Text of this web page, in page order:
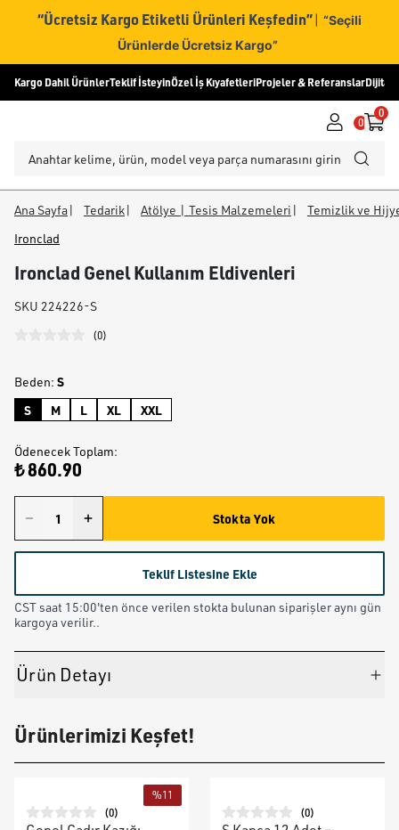
“Ücretsiz Kargo Etiketli Ürünleri Keşfedin” | “Seçili
Ürünlerde Ücretsiz Kargo”
Kargo Dahil ÜrünlerTeklif İsteyinÖzel İş KıyafetleriProjeler & ReferanslarDijital
0
0
Ana Sayfa| Tedarik| Atölye | Tesis Malzemeleri |
Temizlik ve
Ironclad
Ironclad Genel Kullanım Eldivenleri
SKU 224226-S
(0)
Beden: S
S
M L XL XXL
Ödenecek Toplam:
₺ 860.90
Stokta Yok
Teklif Listesine Ekle
CST saat 15:00'ten önce verilen stokta bulunan siparişler aynı gün
kargoya verilir..
Ürün Detayı
Ürünlerimizi Keşfet!
%11
(0) (0)